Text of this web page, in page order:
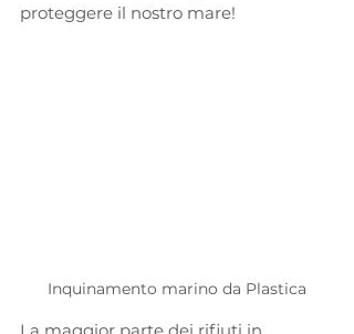
proteggere il nostro mare!
Inquinamento marino da Plastica